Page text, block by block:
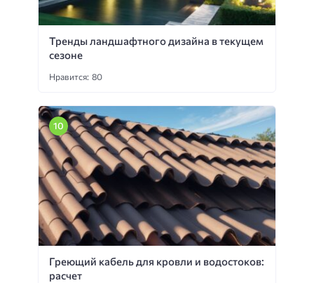
Тренды ландшафтного дизайна в текущем
сезоне
Нравится: 80
Греющий кабель для кровли и водостоков:
расчет